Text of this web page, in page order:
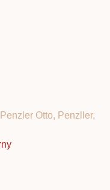
Penzler Otto, Penzller,